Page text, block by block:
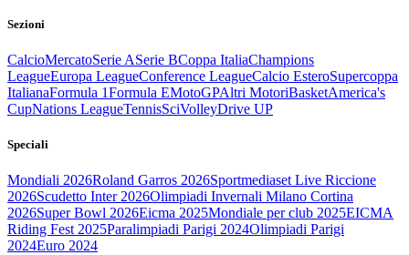
Sezioni
CalcioMercatoSerie ASerie BCoppa ItaliaChampions
LeagueEuropa LeagueConference LeagueCalcio EsteroSupercoppa
ItalianaFormula 1Formula EMotoGPAltri MotoriBasketAmerica's
CupNations LeagueTennisSciVolleyDrive UP
Speciali
Mondiali 2026Roland Garros 2026Sportmediaset Live Riccione
2026Scudetto Inter 2026Olimpiadi Invernali Milano Cortina
2026Super Bowl 2026Eicma 2025Mondiale per club 2025EICMA
Riding Fest 2025Paralimpiadi Parigi 2024Olimpiadi Parigi
2024Euro 2024